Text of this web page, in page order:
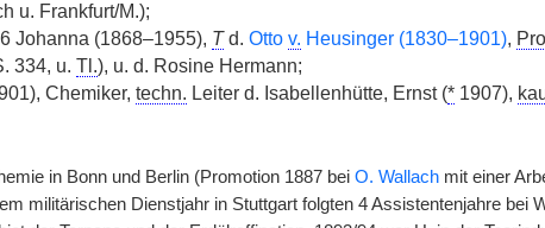
u. Frankfurt/M.);
Johanna (1868–1955), Td. Otto v. Heusinger (1830–1901),
334, u. Tl.), u. d. Rosine Hermann;
Chemiker, techn. Leiter d. Isabellenhütte, Ernst (*1907),
in Bonn und Berlin (Promotion 1887 bei O. Wallachmit einer
militärischen Dienstjahr in Stuttgart folgten 4 Assistentenjahre bei